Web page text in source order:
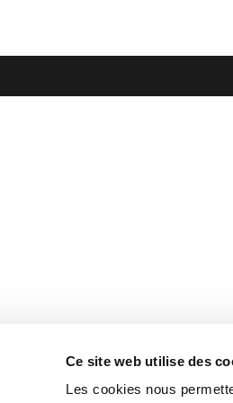
Ce site web utilise des
Les cookies nous